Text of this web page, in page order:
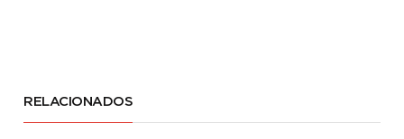
RELACIONADOS